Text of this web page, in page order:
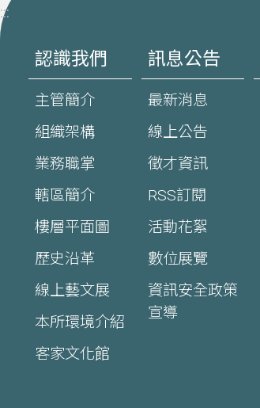
:::
認識我們
主管簡介
組織架構
業務職掌
轄區簡介
樓層平面圖
歷史沿革
線上藝文展
本所環境介紹
客家文化館
訊息公告
最新消息
線上公告
徵才資訊
RSS訂閱
活動花絮
數位展覽
資訊安全政策
宣導